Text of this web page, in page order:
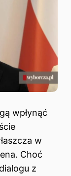
wpłynąć
w
Choć
z